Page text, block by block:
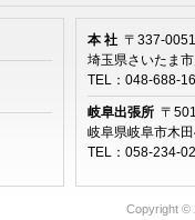
本 社 〒337-0051
埼玉県さいたま
TEL：048-688-
岐阜出張所 〒
岐阜県岐阜市木
TEL：058-234-
Copyright ©